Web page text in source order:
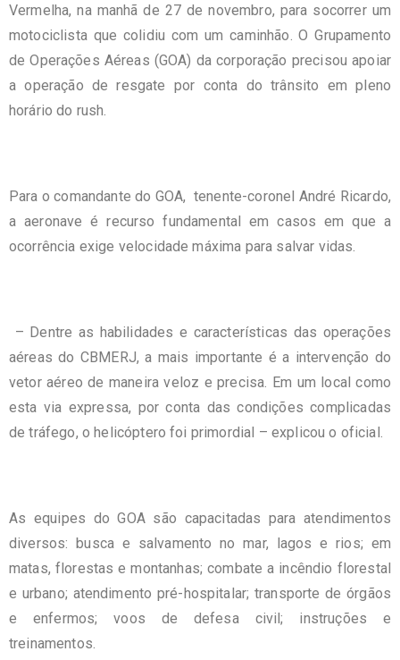
Vermelha, na manhã de 27 de novembro, para socorrer um
motociclista que colidiu com um caminhão. O Grupamento
de Operações Aéreas (GOA) da corporação precisou apoiar
a operação de resgate por conta do trânsito em pleno
horário do rush.
Para o comandante do GOA, tenente-coronel André Ricardo,
a aeronave é recurso fundamental em casos em que a
ocorrência exige velocidade máxima para salvar vidas.
– Dentre as habilidades e características das operações
aéreas do CBMERJ, a mais importante é a intervenção do
vetor aéreo de maneira veloz e precisa. Em um local como
esta via expressa, por conta das condições complicadas
de tráfego, o helicóptero foi primordial – explicou o oficial.
As equipes do GOA são capacitadas para atendimentos
diversos: busca e salvamento no mar, lagos e rios; em
matas, florestas e montanhas; combate a incêndio florestal
e urbano; atendimento pré-hospitalar; transporte de órgãos
e enfermos; voos de defesa civil; instruções e
treinamentos.